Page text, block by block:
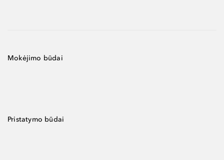
Mokėjimo būdai
Pristatymo būdai